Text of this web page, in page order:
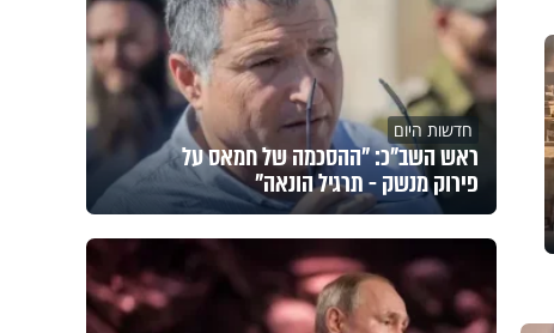
חדשות היום
ראש השב"כ: "ההסכמה של חמאס על
פירוק מנשק - תרגיל הונאה"